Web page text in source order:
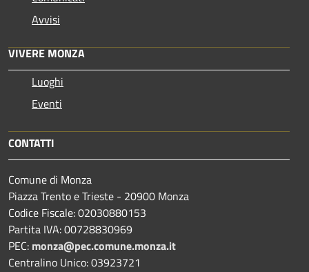
Avvisi
VIVERE MONZA
Luoghi
Eventi
CONTATTI
Comune di Monza
Piazza Trento e Trieste - 20900 Monza
Codice Fiscale: 02030880153
Partita IVA: 00728830969
PEC: monza@pec.comune.monza.it
Centralino Unico: 03923721